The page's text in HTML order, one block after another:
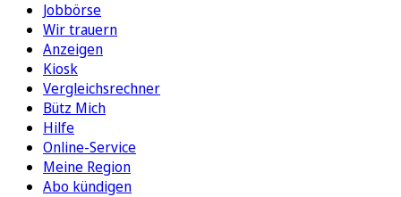
Jobbörse
Wir trauern
Anzeigen
Kiosk
Vergleichsrechner
Bütz Mich
Hilfe
Online-Service
Meine Region
Abo kündigen